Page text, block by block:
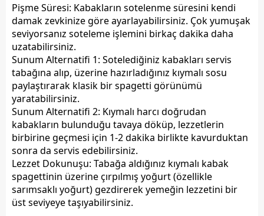
Pişme Süresi: Kabakların sotelenme süresini kendi
damak zevkinize göre ayarlayabilirsiniz. Çok yumuşak
seviyorsanız soteleme işlemini birkaç dakika daha
uzatabilirsiniz.
Sunum Alternatifi 1: Sotelediğiniz kabakları servis
tabağına alıp, üzerine hazırladığınız kıymalı sosu
paylaştırarak klasik bir spagetti görünümü
yaratabilirsiniz.
Sunum Alternatifi 2: Kıymalı harcı doğrudan
kabakların bulunduğu tavaya döküp, lezzetlerin
birbirine geçmesi için 1-2 dakika birlikte kavurduktan
sonra da servis edebilirsiniz.
Lezzet Dokunuşu: Tabağa aldığınız kıymalı kabak
spagettinin üzerine çırpılmış yoğurt (özellikle
sarımsaklı yoğurt) gezdirerek yemeğin lezzetini bir
üst seviyeye taşıyabilirsiniz.